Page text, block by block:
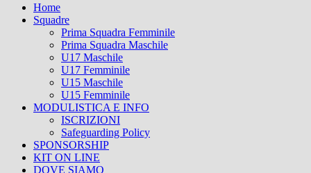
Home
Squadre
Prima Squadra Femminile
Prima Squadra Maschile
U17 Maschile
U17 Femminile
U15 Maschile
U15 Femminile
MODULISTICA E INFO
ISCRIZIONI
Safeguarding Policy
SPONSORSHIP
KIT ON LINE
DOVE SIAMO